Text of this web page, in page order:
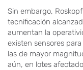
Sin embargo,
tecnificación
aumentan la
existen sensores
las de mayor
aún, en lotes